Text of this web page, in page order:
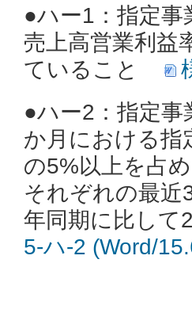
●ハー1： 指定事
売上高営業利益
ていること
●ハー2： 指定事
か月における指
の5%以上を占
それぞれの最近
年同期に比して
5‐ハ-2 (Word/